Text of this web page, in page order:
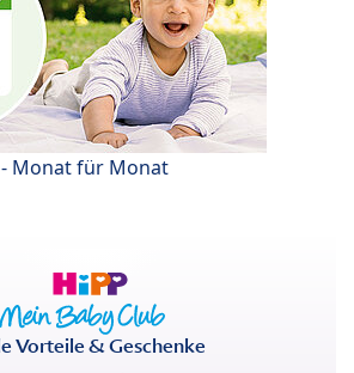
Monat für Monat
Vorteile & Geschenke